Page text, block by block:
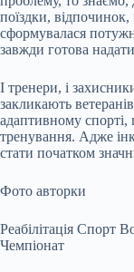
поїздки, відпочинок,
сформувалася
завжди готова
І тренери, і
закликають
адаптивному спорті,
тренування. Адже
стати початком
Фото авторки
Реабілітація Спорт
Чемпіонат